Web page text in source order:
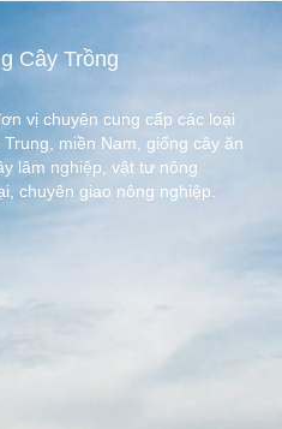
Cây Trồng
vị chuyên cung cấp các loại
miền Nam, giống cây ăn
lâm nghiệp, vật tư nông
chuyên giao nông nghiệp.